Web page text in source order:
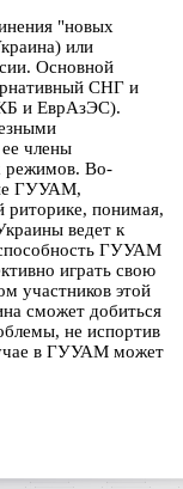
"новых
или
Основной
СНГ и
и ЕврАзЭС).
члены
режимов. Во-
ГУУАМ,
риторике, понимая,
ведет к
ГУУАМ
играть свою
участников этой
сможет добиться
не испортив
в ГУУАМ может